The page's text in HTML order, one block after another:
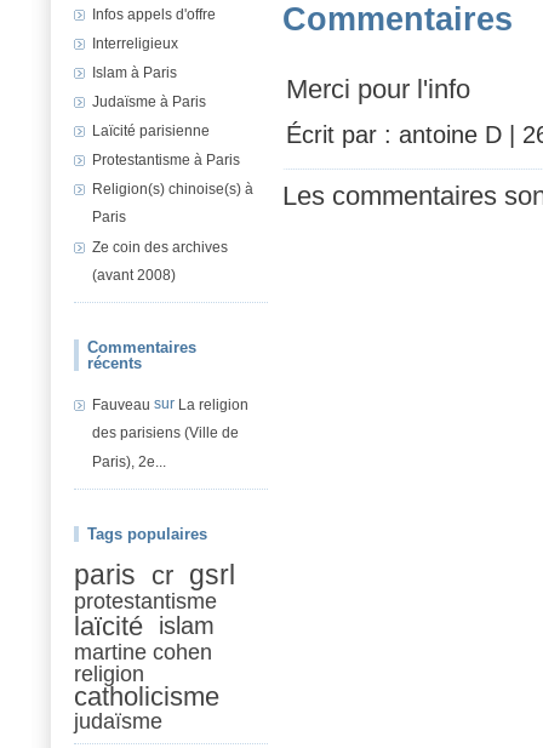
Infos appels d'offre
Interreligieux
Islam à Paris
Judaïsme à Paris
Laïcité parisienne
Protestantisme à Paris
Religion(s) chinoise(s) à
Paris
Ze coin des archives
(avant 2008)
Commentaires
récents
Fauveau sur La religion
des parisiens (Ville de
Paris), 2e...
Tags populaires
paris cr gsrl
protestantisme
laïcité islam
martine cohen
religion
catholicisme
judaïsme
Commentaires
Merci pour l'info
Écrit par : antoine D |
Les commentaires